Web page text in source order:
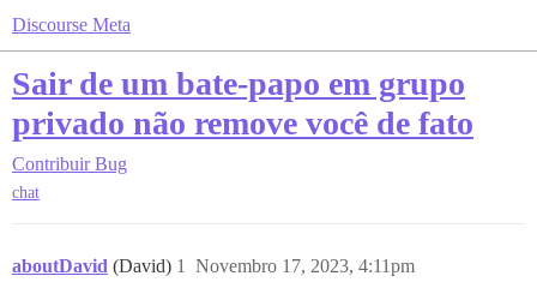
Discourse Meta
Sair de um bate-papo em grupo
privado não remove você de fato
Contribuir Bug
chat
aboutDavid (David) Novembro 17, 2023, 4:11pm
1